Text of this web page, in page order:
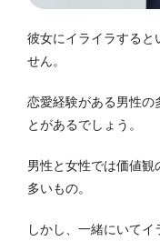
彼女にイライラすると
せん。
恋愛経験がある男性の
とがあるでしょう。
男性と女性では価値観
多いもの。
しかし、一緒にいて